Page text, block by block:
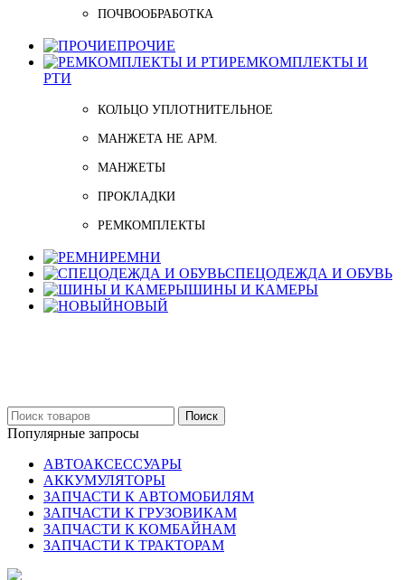
ПОЧВООБРАБОТКА
ПРОЧИЕ
РЕМКОМПЛЕКТЫ И
РТИ
КОЛЬЦО УПЛОТНИТЕЛЬНОЕ
МАНЖЕТА НЕ АРМ.
МАНЖЕТЫ
ПРОКЛАДКИ
РЕМКОМПЛЕКТЫ
РЕМНИ
СПЕЦОДЕЖДА И ОБУВЬ
ШИНЫ И КАМЕРЫ
НОВЫЙ
Поиск
Популярные запросы
АВТОАКСЕССУАРЫ
АККУМУЛЯТОРЫ
ЗАПЧАСТИ К АВТОМОБИЛЯМ
ЗАПЧАСТИ К ГРУЗОВИКАМ
ЗАПЧАСТИ К КОМБАЙНАМ
ЗАПЧАСТИ К ТРАКТОРАМ